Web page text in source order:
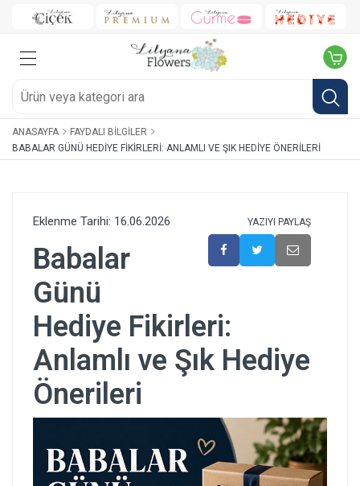
ANASAYFA
FAYDALI BILGILER
BABALAR GÜNÜ HEDIYE FIKIRLERI: ANLAMLI VE ŞIK HEDIYE ÖNERILERI
YAZIYI PAYLAŞ
Eklenme Tarihi: 16.06.2026
Babalar
Günü
Hediye Fikirleri:
Anlamlı ve Şık Hediye
Önerileri